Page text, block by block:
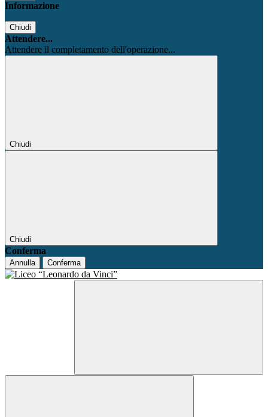
Informazione
Chiudi
Attendere...
Attendere il completamento dell'operazione...
Chiudi
Chiudi
Conferma
Annulla Conferma